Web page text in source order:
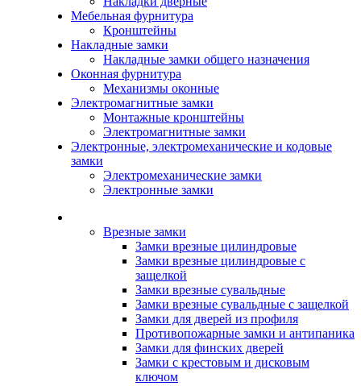
Мебельная фурнитура
Кронштейны
Накладные замки
Накладные замки общего назначения
Оконная фурнитура
Механизмы оконные
Электромагнитные замки
Монтажные кронштейны
Электромагнитные замки
Электронные, электромеханические и кодовые
замки
Электромеханические замки
Электронные замки
Врезные замки
Замки врезные цилиндровые
Замки врезные цилиндровые с
защелкой
Замки врезные сувальдные
Замки врезные сувальдные с защелкой
Замки для дверей из профиля
Противопожарные замки и антипаника
Замки для финских дверей
Замки с крестовым и дисковым
ключом